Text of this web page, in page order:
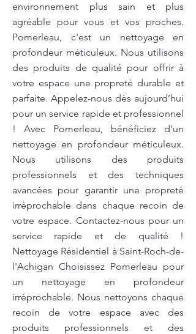
environnement plus sain et plus
agréable pour vous et vos proches.
Pomerleau, c'est un nettoyage en
profondeur méticuleux. Nous utilisons
des produits de qualité pour offrir à
votre espace une propreté durable et
parfaite. Appelez-nous dès aujourd’hui
pour un service rapide et professionnel
! Avec Pomerleau, bénéficiez d'un
nettoyage en profondeur méticuleux.
Nous utilisons des produits
professionnels et des techniques
avancées pour garantir une propreté
irréprochable dans chaque recoin de
votre espace. Contactez-nous pour un
service rapide et de qualité !
Nettoyage Résidentiel à Saint-Roch-de-
l'Achigan Choisissez Pomerleau pour
un nettoyage en profondeur
irréprochable. Nous nettoyons chaque
recoin de votre espace avec des
produits professionnels et des